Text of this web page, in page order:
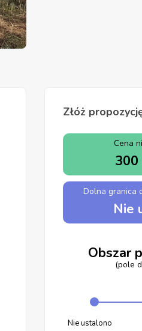
Złóż
Cena
300
Dolna granica
Nie
Obszar
(pole
Nie ustalono